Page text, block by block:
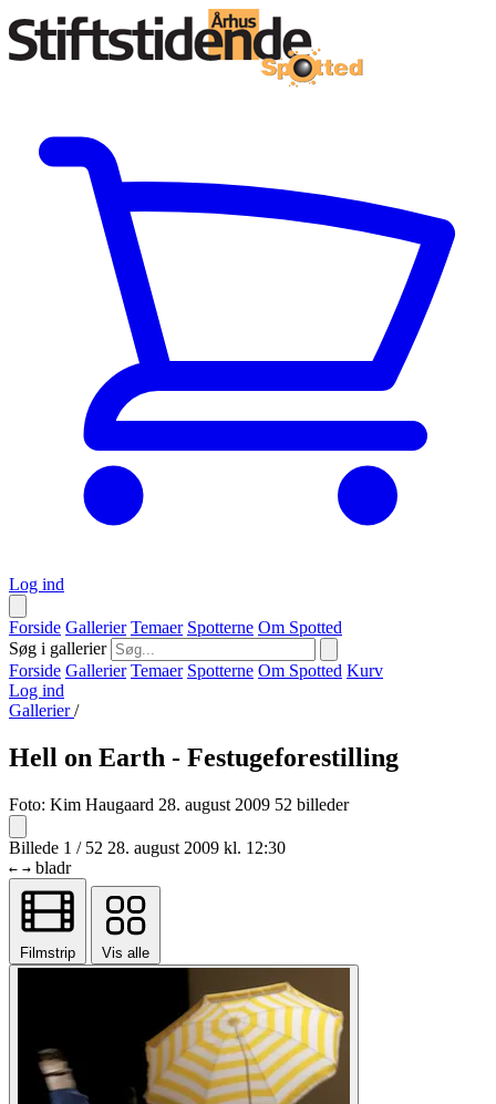
Log ind
Forside Gallerier Temaer Spotterne Om Spotted
Søg i gallerier
Forside Gallerier Temaer Spotterne Om Spotted Kurv
Log ind
Gallerier/
Hell on Earth - Festugeforestilling
Foto: Kim Haugaard 28. august 2009 52 billeder
Billede 1 / 52 28. august 2009 kl. 12:30
← → bladr
Filmstrip Vis alle